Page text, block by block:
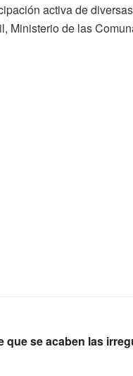
activa de
Ministerio de las
que se acaben las